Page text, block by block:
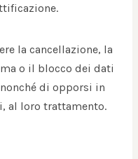
la cancellazione, la
o il blocco dei dati
di opporsi in
al loro trattamento.